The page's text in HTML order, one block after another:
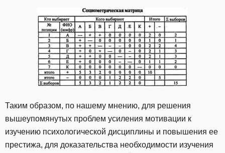
Таким образом, по нашему мнению, для решения
вышеупомянутых проблем усиления мотивации к
изучению психологической дисциплины и повышения ее
престижа, для доказательства необходимости изучения